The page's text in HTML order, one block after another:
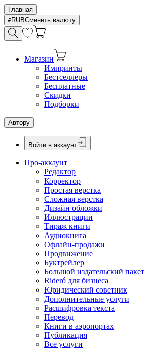
Главная
RUBСменить валюту
Магазин
Импринты
Бестселлеры
Бесплатные
Скидки
Подборки
Автору
Войти в аккаунт
Про-аккаунт
Редактор
Корректор
Простая верстка
Сложная верстка
Дизайн обложки
Иллюстрации
Тираж книги
Аудиокнига
Офлайн-продажи
Продвижение
Буктрейлер
Большой издательский пакет
Rideró для бизнеса
Юридический советник
Дополнительные услуги
Расшифровка текста
Перевод
Книги в аэропортах
Публикация
Все услуги